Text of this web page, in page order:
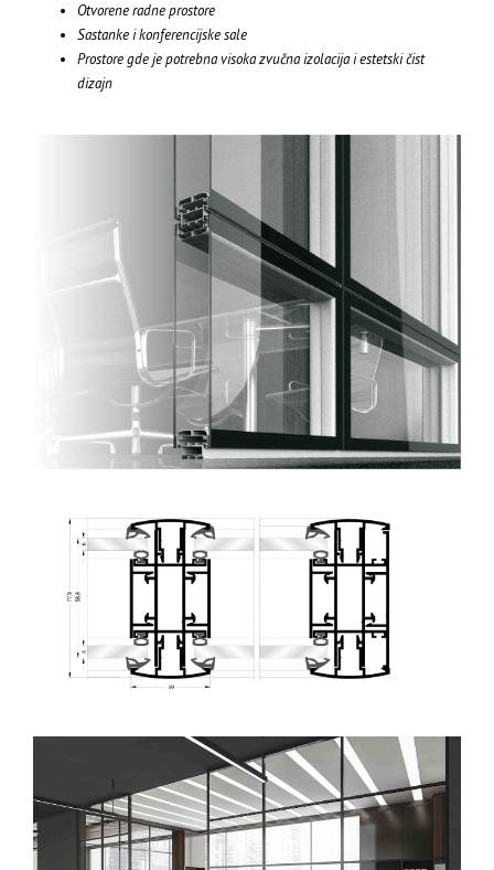
Otvorene radne prostore
Sastanke i konferencijske sale
Prostore gde je potrebna visoka zvučna izolacija i estetski čist
dizajn